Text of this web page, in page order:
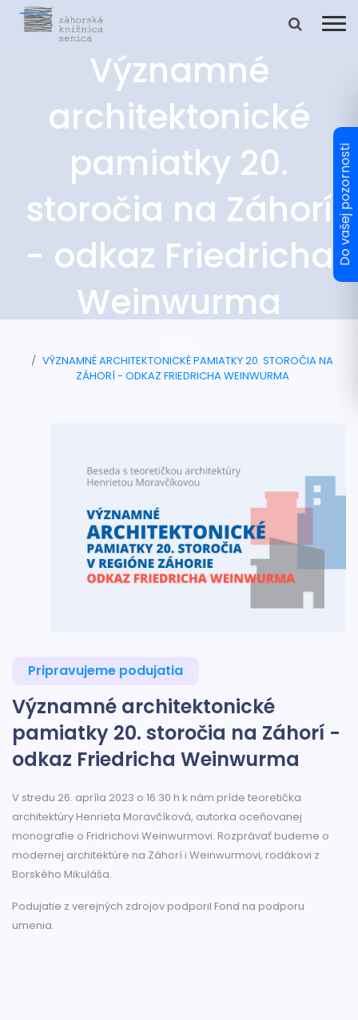
Významné
architektonické
pamiatky 20.
storočia na Záhorí
- odkaz Friedricha
Weinwurma
VÝZNAMNÉ ARCHITEKTONICKÉ PAMIATKY 20. STOROČIA NA
ZÁHORÍ - ODKAZ FRIEDRICHA WEINWURMA
Pripravujeme podujatia
Významné architektonické
pamiatky 20. storočia na Záhorí -
odkaz Friedricha Weinwurma
V stredu 26. apríla 2023 o 16:30 h k nám príde teoretička
architektúry Henrieta Moravčíková, autorka oceňovanej
monografie o Fridrichovi Weinwurmovi. Rozprávať budeme o
modernej architektúre na Záhorí i Weinwurmovi, rodákovi z
Borského Mikuláša.
Podujatie z verejných zdrojov podporil Fond na podporu
umenia.